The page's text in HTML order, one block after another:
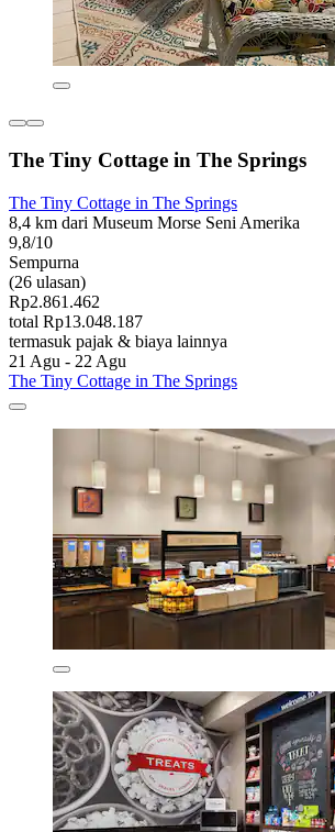
The Tiny Cottage in The Springs
The Tiny Cottage in The Springs
8,4 km dari Museum Morse Seni Amerika
9,8/10
Sempurna
(26 ulasan)
Rp2.861.462
total Rp13.048.187
termasuk pajak & biaya lainnya
21 Agu - 22 Agu
The Tiny Cottage in The Springs